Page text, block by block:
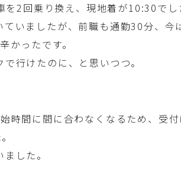
2回乗り換え、現地着が10:30でし
いましたが、前職も通勤30分、今
かったです。
行けたのに、と思いつつ。
時間に間に合わなくなるため、受
した。